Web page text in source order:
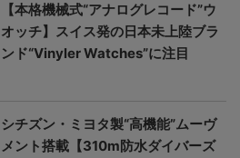
【本格機械式“アナログレコード”ウ
オッチ】スイス発の日本未上陸ブラ
ンド“Vinyler Watches”に注目
シチズン・ミヨタ製“高機能”ムーヴ
メント搭載【310m防水ダイバーズ